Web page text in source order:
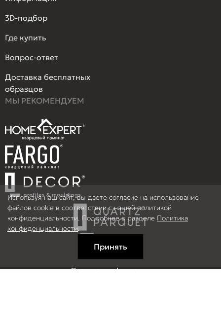
Правовая информация
3D-подбор
Где купить
Вопрос-ответ
Доставка бесплатных
образцов
МЫ РЕКОМЕНДУЕМ
Используя наш сайт, вы даете согласие на использование
файлов cookie в соответствии с нашей политикой
конфиденциальности. Подробнее в разделе Политика
конфиденциальности.
Принять